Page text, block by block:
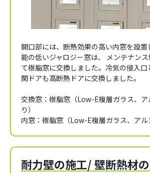
開口部には、断熱効果の高い内窓を設
能の低いジャロジー窓は、 メンテナン
て樹脂窓に交換しました。冷気の侵入口
関ドアも高断熱ドアに交換しました。
交換窓：樹脂窓（Low-E複層ガラス、ア
り）
内窓：樹脂窓（Low-E複層ガラス、アル
耐力壁の施工/ 壁断熱材